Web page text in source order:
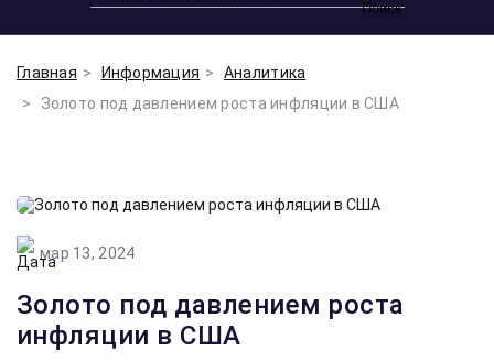
Главная Информация
Аналитика
Золото под давлением роста инфляции в США
мар 13, 2024
Золото под давлением роста
инфляции в США